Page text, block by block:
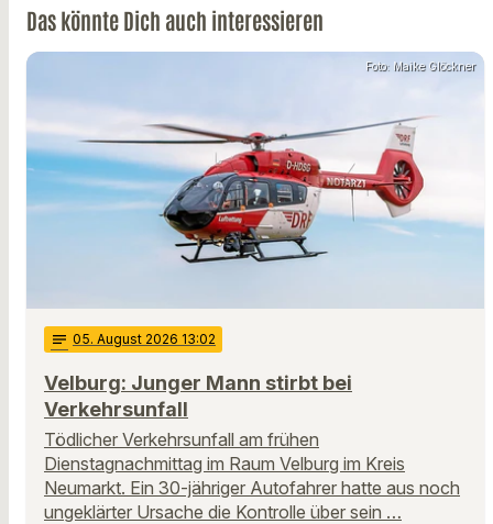
Das könnte Dich auch interessieren
Foto: Maike Glöckner
notes 05. August 2026 13:02
Velburg: Junger Mann stirbt bei
Verkehrsunfall
Tödlicher Verkehrsunfall am frühen
Dienstagnachmittag im Raum Velburg im Kreis
Neumarkt. Ein 30-jähriger Autofahrer hatte aus noch
ungeklärter Ursache die Kontrolle über sein …